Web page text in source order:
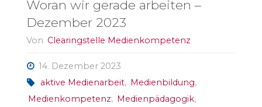
Woran wir gerade arbeiten –
Dezember 2023
Von Clearingstelle Medienkompetenz
14. Dezember 2023
aktive Medienarbeit, Medienbildung,
Medienkompetenz, Medienpädagogik,